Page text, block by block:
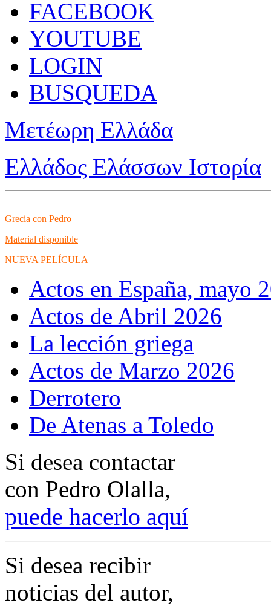
FACEBOOK
YOUTUBE
LOGIN
BUSQUEDA
Μετέωρη Ελλάδα
Ελλάδος Ελάσσων Ιστορία
Grecia con Pedro
Material disponible
NUEVA PELÍCULA
Actos en España, mayo
Actos de Abril 2026
La lección griega
Actos de Marzo 2026
Derrotero
De Atenas a Toledo
Si desea contactar
con Pedro Olalla,
puede hacerlo aquí
Si desea recibir
noticias del autor,